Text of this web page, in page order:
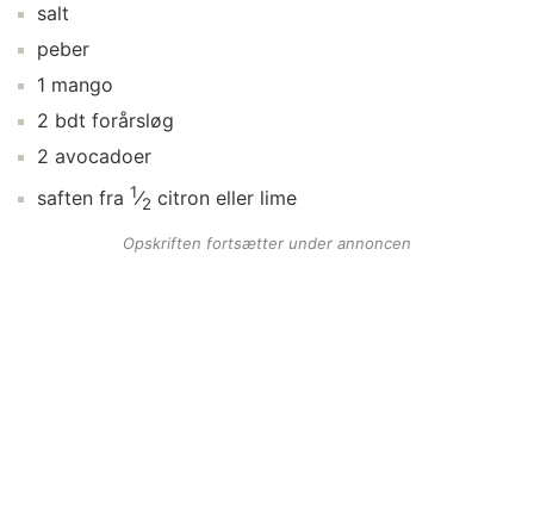
salt
peber
1 mango
2 bdt forårsløg
2 avocadoer
saften fra 1⁄2 citron eller lime
Opskriften fortsætter under annoncen